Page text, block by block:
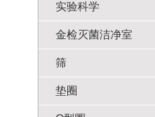
实验科学
金检灭菌洁净室
筛
垫圈